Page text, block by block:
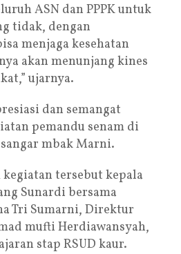
ASN dan PPPK untuk
tidak, dengan
menjaga kesehatan
akan menunjang kines
ujarnya.
dan semangat
pemandu senam di
mbak Marni.
tersebut kepala
Sunardi bersama
Tri Sumarni, Direktur
mufti Herdiawansyah,
stap RSUD kaur.